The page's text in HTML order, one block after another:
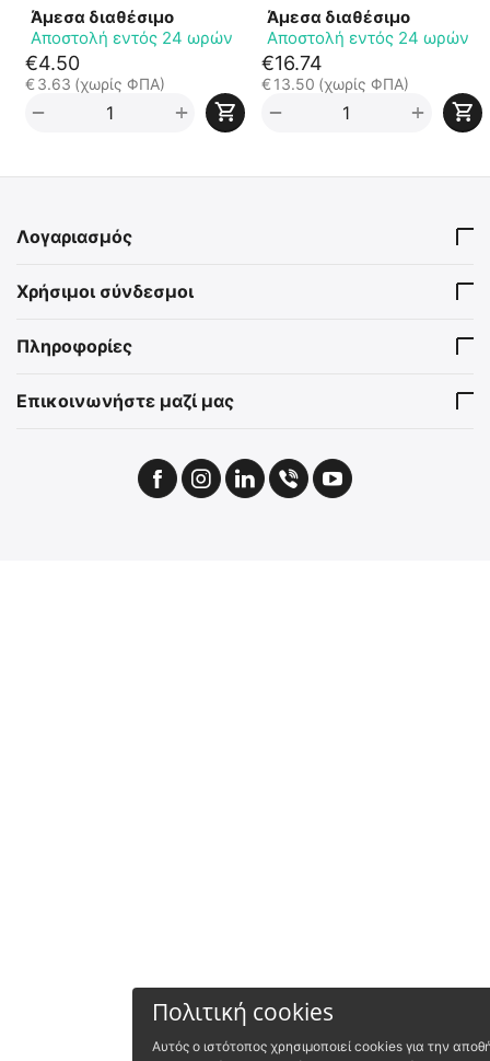
Άμεσα διαθέσιμο
Αποστολή εντός 24 ωρών
€4.50
€ 3.63 (χωρίς ΦΠΑ)
+
−
Άμεσα διαθέσιμο
Αποστολή εντός 24 ωρών
€16.74
€13.50 (χωρίς ΦΠΑ)
+
−
Λογαριασμός
Χρήσιμοι σύνδεσμοι
Πληροφορίες
Επικοινωνήστε μαζί μας
Πολιτική cookies
Αυτός ο ιστότοπος χρησιμοποιεί cookies για την